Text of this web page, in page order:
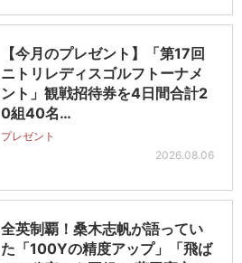
【今月のプレゼント】「第17回
ニトリレディスゴルフトーナメ
ント」観戦招待券を4日間合計2
0組40名…
プレゼント
2026.08.06
全英制覇！桑木志帆が語ってい
た「100Yの精度アップ」「飛ば